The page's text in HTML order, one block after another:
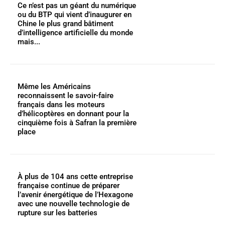
Ce n’est pas un géant du numérique
ou du BTP qui vient d’inaugurer en
Chine le plus grand bâtiment
d’intelligence artificielle du monde
mais...
Même les Américains
reconnaissent le savoir-faire
français dans les moteurs
d’hélicoptères en donnant pour la
cinquième fois à Safran la première
place
À plus de 104 ans cette entreprise
française continue de préparer
l’avenir énergétique de l’Hexagone
avec une nouvelle technologie de
rupture sur les batteries